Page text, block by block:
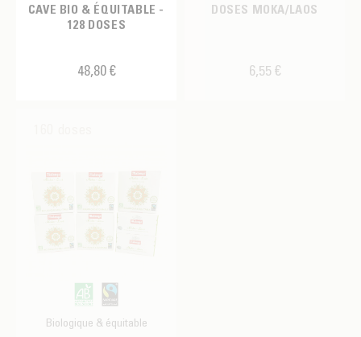
CAVE BIO & ÉQUITABLE -
128 DOSES
48,80 €
DOSES MOKA/LAOS
6,55 €
Biologique & équitable